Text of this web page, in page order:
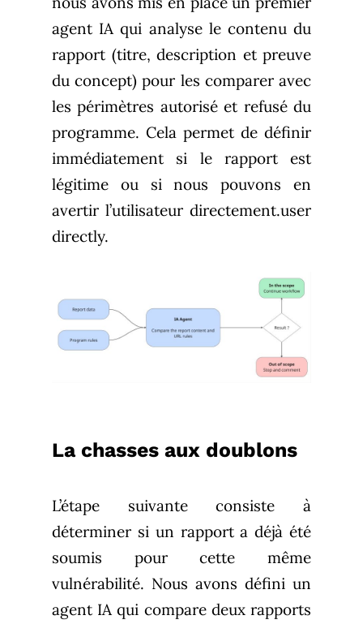
agent IA qui analyse le contenu du
rapport (titre, description et preuve
du concept) pour les comparer avec
les périmètres autorisé et refusé du
programme. Cela permet de définir
immédiatement si le rapport est
légitime ou si nous pouvons en
avertir l’utilisateur directement.user
directly.
La chasses aux doublons
L’étape suivante consiste à
déterminer si un rapport a déjà été
soumis pour cette même
vulnérabilité. Nous avons défini un
agent IA qui compare deux rapports